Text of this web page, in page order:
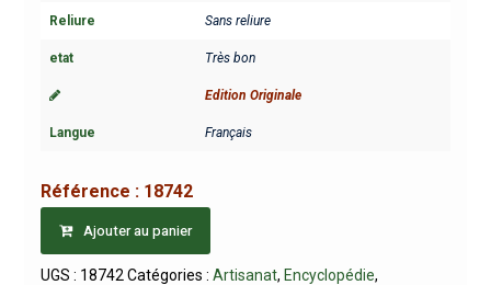
Reliure Sans reliure
etat Très bon
Edition Originale
Langue Français
Référence : 18742
Ajouter au panier
UGS : 18742 Catégories : Artisanat, Encyclopédie,